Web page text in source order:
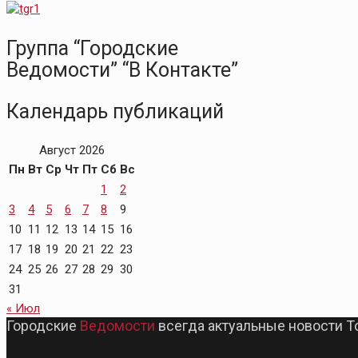
Группа “Городские
Ведомости” “В Контакте”
Календарь публикаций
Август 2026
Пн Вт Ср Чт Пт Сб Вс
1
2
3
4 5 6 7 8
9
10 11 12 13 14 15 16
17 18 19 20 21 22 23
24 25 26 27 28 29 30
31
« Июл
Городские Ведомости всегда актуальные новости